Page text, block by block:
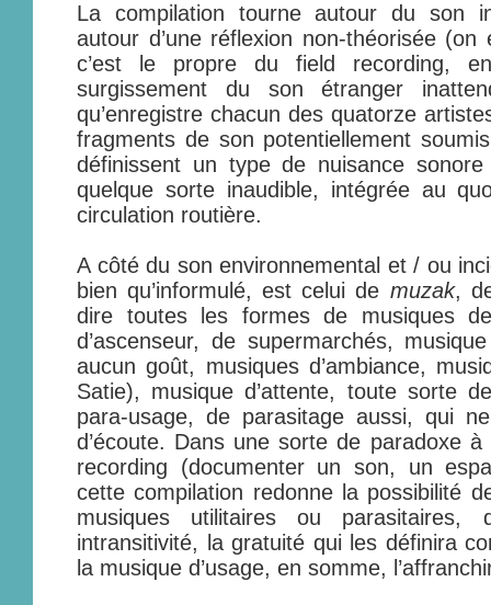
La compilation tourne autour du son
autour d’une réflexion non-théorisée
c’est le propre du field recording,
surgissement du son étranger
qu’enregistre chacun des quatorze
fragments de son potentiellement
définissent un type de nuisance
quelque sorte inaudible, intégrée au
circulation routière.
A côté du son environnemental et / ou
bien qu’informulé, est celui de muzak,
dire toutes les formes de musiques
d’ascenseur, de supermarchés,
aucun goût, musiques d’ambiance,
Satie), musique d’attente, toute sorte
para-usage, de parasitage aussi, qui
d’écoute. Dans une sorte de paradoxe
recording (documenter un son, un
cette compilation redonne la possibilité
musiques utilitaires ou
intransitivité, la gratuité qui les définira
la musique d’usage, en somme,